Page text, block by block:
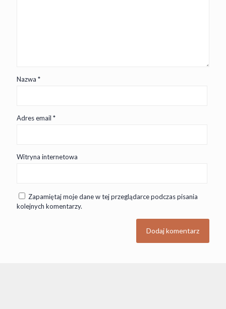
Nazwa *
Adres email *
Witryna internetowa
Zapamiętaj moje dane w tej przeglądarce podczas pisania
kolejnych komentarzy.